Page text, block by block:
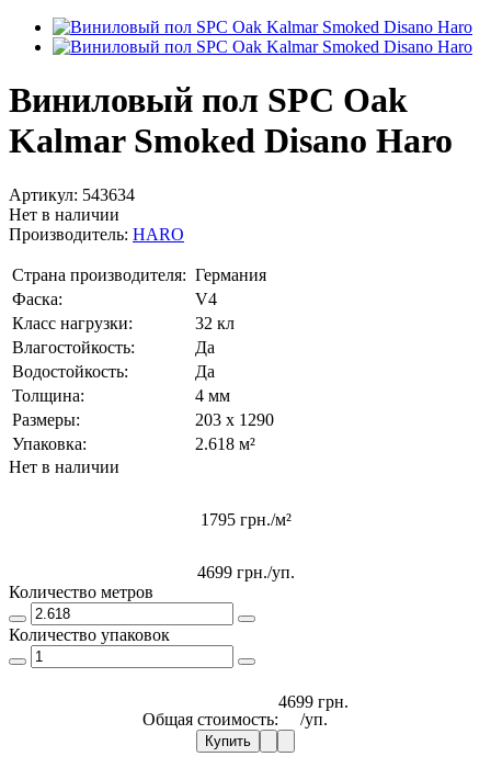
Виниловый пол SPC Oak
Kalmar Smoked Disano Haro
Артикул: 543634
Нет в наличии
Производитель: HARO
Страна производителя: Германия
Фаска:
V4
Класс нагрузки:
32 кл
Влагостойкость:
Да
Водостойкость:
Да
Толщина:
4 мм
Размеры:
203 x 1290
Упаковка:
2.618 м²
Нет в наличии
1795 грн./м²
4699 грн./уп.
Количество метров
Количество упаковок
Общая стоимость:
4699 грн.
/уп.
Купить